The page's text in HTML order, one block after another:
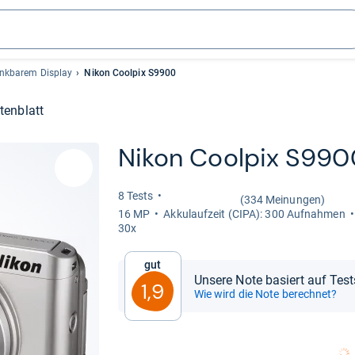
Display Nikon Coolpix S9900
Nikon Cool­pix
8 Tests
(334 Meinungen)
16 MP
Akku­lauf­zeit (CIPA): 300 Auf­nah­men
30x
Gut
1,9 Unsere Note basiert auf
Wie wird die Note berechnet?